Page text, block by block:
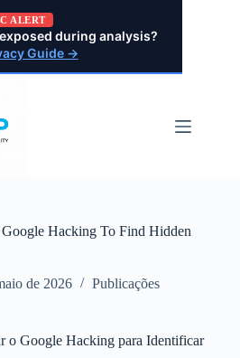
ALERT
during analysis?
Guide →
Hacking To Find Hidden
de 2026 Publicações
o Google Hacking para Identificar